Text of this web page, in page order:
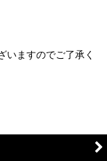
いますのでご了承く